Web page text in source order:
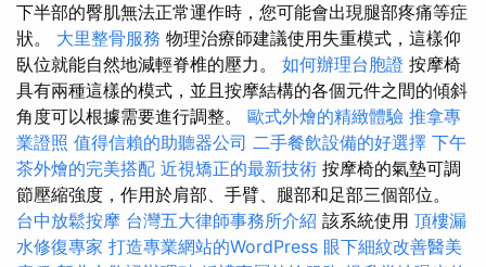
下半部的臀肌無法正常運作時，您可能會出現腿部疼痛等症
狀。 大里整骨服務 物理治療師建議使用失重模式，這樣仰
臥位就能自然地減輕脊椎的壓力。 如何辦理台胞證 按摩椅
具有兩種這樣的模式，並且按摩結構的各個元件之間的傾斜
角度可以根據需要進行調整。 歐式外燴的精緻體驗 推拿專
業證照 值得信賴的助聽器公司 二手餐飲設備的好選擇 下午
茶外燴的完美搭配 近視矯正的最新技術 按摩椅的氣墊可調
節壓縮強度，作用於肩部、手臂、腿部和足部三個部位。
台中放鬆按摩 台灣五大律師事務所介紹 該系統使用 頂樓漏
水修復專家 打造專業網站的WordPress 眼下細紋改善醫美